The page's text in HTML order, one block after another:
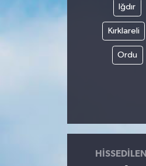
Iğdır
Kırklareli
Ordu
HISSEDILEN